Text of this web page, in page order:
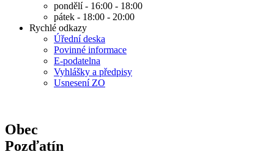
pondělí - 16:00 - 18:00
pátek - 18:00 - 20:00
Rychlé odkazy
Úřední deska
Povinné informace
E-podatelna
Vyhlášky a předpisy
Usnesení ZO
Obec
Pozďatín